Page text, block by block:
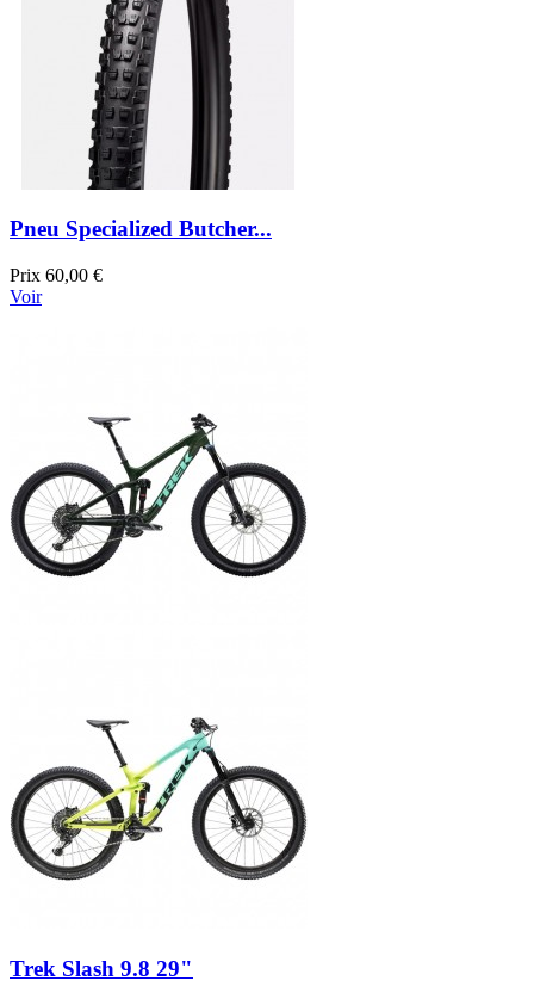
Pneu Specialized Butcher...
Prix 60,00 €
Voir
Trek Slash 9.8 29"